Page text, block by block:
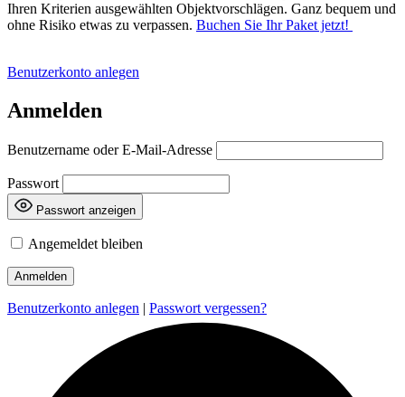
Ihren Kriterien ausgewählten Objektvorschlägen. Ganz bequem und
ohne Risiko etwas zu verpassen. Buchen Sie Ihr Paket jetzt!
Benutzerkonto anlegen
Anmelden
Benutzername oder E-Mail-Adresse
Passwort
Passwort anzeigen
Angemeldet bleiben
Benutzerkonto anlegen | Passwort vergessen?